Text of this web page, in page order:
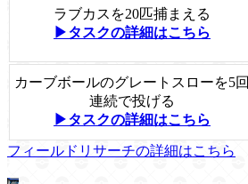
ラブカスを20匹捕まえる
▶タスクの詳細はこちら
カーブボールのグレートスローを5回
連続で投げる
▶タスクの詳細はこちら
フィールドリサーチの詳細はこちら